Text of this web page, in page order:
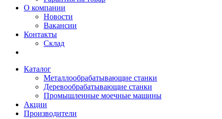
О компании
Новости
Вакансии
Контакты
Склад
Каталог
Металлообрабатывающие станки
Деревообрабатывающие станки
Промышленные моечные машины
Акции
Производители